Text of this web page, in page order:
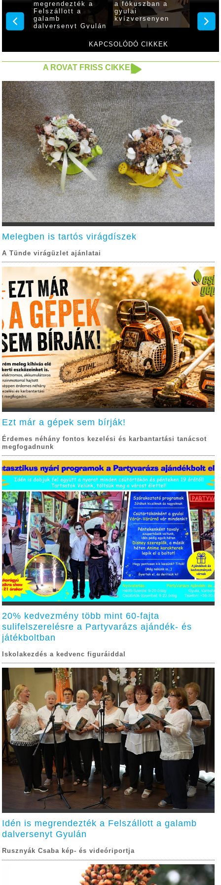
KAPCSOLÓDÓ CIKKEK
megrendezték a
Felszállott a
galamb
dalversenyt Gyulán
a fókuszban a
gyulai
kvízversenyen
A ROVAT FRISS CIKKEI
Melegben is tartós virágdíszek
A Tünde virágüzlet ajánlatai
Ezt már a gépek sem bírják!
Érdemes néhány fontos kezelési és karbantartási tanácsot
megfogadnunk
20% kedvezmény több mint 60-fajta
sulifelszerelésre a Partyvarázs ajándék- és
játékboltban
Iskolakezdés a kedvenc figuráiddal
Idén is megrendezték a Felszállott a galamb
dalversenyt Gyulán
Rusznyák Csaba kép- és videóriportja